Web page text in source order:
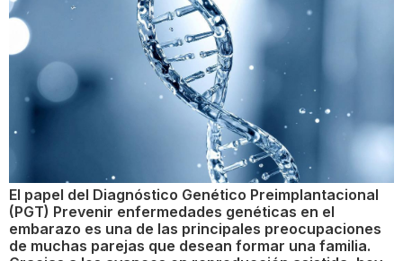
El papel del Diagnóstico Genético Preimplantacional
(PGT) Prevenir enfermedades genéticas en el
embarazo es una de las principales preocupaciones
de muchas parejas que desean formar una familia.